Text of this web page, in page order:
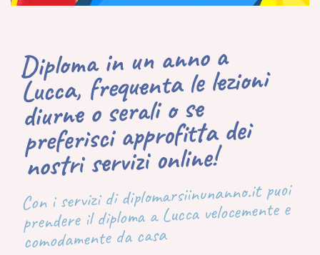
Diploma in un anno a
Lucca, frequenta le lezioni
diurne o serali o se
preferisci approfitta dei
nostri servizi online!
Con i servizi di diplomarsiinunanno.it puoi
prendere il diploma a Lucca velocemente e
comodamente da casa